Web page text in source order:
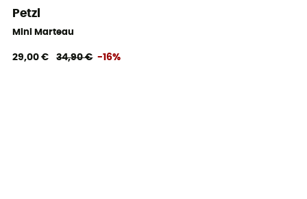
Petzl
Mini Marteau
29,00 € 34,90 € -16%